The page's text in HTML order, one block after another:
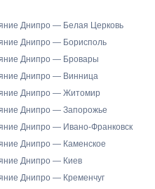
Днипро — Белая Церковь
Днипро — Борисполь
Днипро — Бровары
Днипро — Винница
Днипро — Житомир
Днипро — Запорожье
Днипро — Ивано-Франковск
Днипро — Каменское
Днипро — Киев
Днипро — Кременчуг